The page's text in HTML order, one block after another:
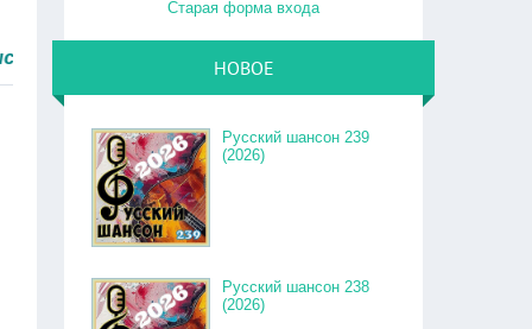
Старая форма входа
НОВОЕ
Русский шансон 239
(2026)
Русский шансон 238
(2026)